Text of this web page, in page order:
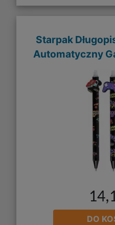
Starpak
Automatyczny
DO